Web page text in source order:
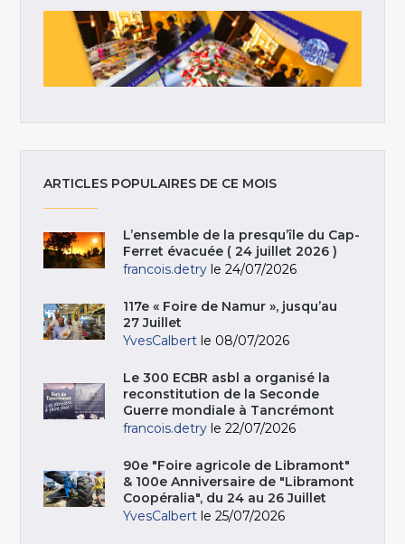
ARTICLES POPULAIRES DE CE MOIS
L’ensemble de la presqu’île du Cap-
Ferret évacuée ( 24 juillet 2026 )
francois.detry le 24/07/2026
117e « Foire de Namur », jusqu’au
27 Juillet
YvesCalbert le 08/07/2026
Le 300 ECBR asbl a organisé la
reconstitution de la Seconde
Guerre mondiale à Tancrémont
francois.detry le 22/07/2026
90e "Foire agricole de Libramont"
& 100e Anniversaire de "Libramont
Coopéralia", du 24 au 26 Juillet
YvesCalbert le 25/07/2026